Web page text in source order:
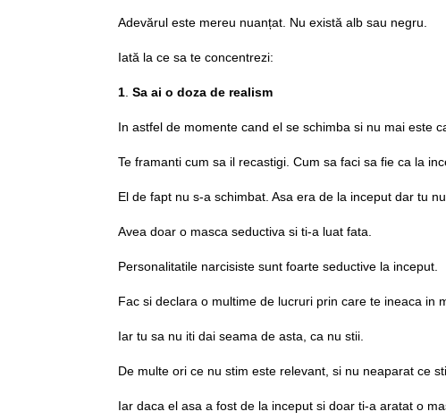
Adevărul este mereu nuanțat. Nu există alb sau negru.
Iată la ce sa te concentrezi:
1 Sa ai o doza de realism
In astfel de momente cand el se schimba si nu mai este
Te framanti cum sa il recastigi. Cum sa faci sa fie ca la
El de fapt nu s-a schimbat. Asa era de la inceput dar tu
Avea doar o masca seductiva si ti-a luat fata.
Personalitatile narcisiste sunt foarte seductive la inceput.
Fac si declara o multime de lucruri prin care te ineaca in
Iar tu sa nu iti dai seama de asta, ca nu stii.
De multe ori ce nu stim este relevant, si nu neaparat ce
Iar daca el asa a fost de la inceput si doar ti-a aratat o